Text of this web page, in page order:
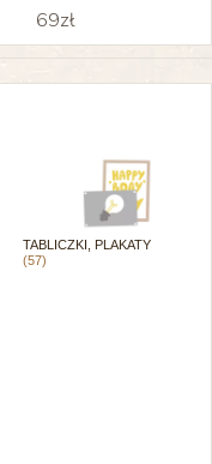
69zł
TABLICZKI, PLAKATY
(57)